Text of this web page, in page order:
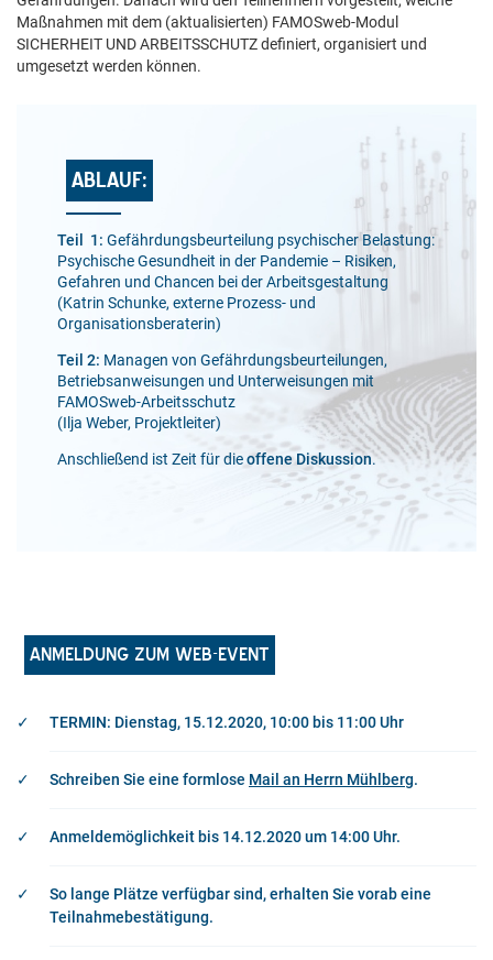
Maßnahmen mit dem (aktualisierten) FAMOSweb-Modul
SICHERHEIT UND ARBEITSSCHUTZ definiert, organisiert und
umgesetzt werden können.
ABLAUF:
Teil 1: Gefährdungsbeurteilung psychischer Belastung:
Psychische Gesundheit in der Pandemie – Risiken,
Gefahren und Chancen bei der Arbeitsgestaltung
(Katrin Schunke, externe Prozess- und
Organisationsberaterin)
Teil 2: Managen von Gefährdungsbeurteilungen,
Betriebsanweisungen und Unterweisungen mit
FAMOSweb-Arbeitsschutz
(Ilja Weber, Projektleiter)
Anschließend ist Zeit für dieoffene Diskussion.
ANMELDUNG ZUM WEB-EVENT
TERMIN: Dienstag, 15.12.2020, 10:00 bis 11:00 Uhr
Schreiben Sie eine formlose Mail an Herrn Mühlberg.
Anmeldemöglichkeit bis 14.12.2020 um 14:00 Uhr.
So lange Plätze verfügbar sind, erhalten Sie vorab eine
Teilnahmebestätigung.